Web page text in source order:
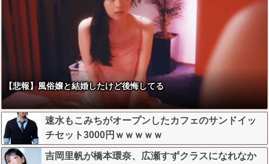
【悲報】風俗嬢と結婚したけど後悔してる
速水もこみちがオープンしたカフェのサンドイッ
チセット3000円ｗｗｗｗｗ
吉岡里帆が橋本環奈、広瀬すずクラスになれなか